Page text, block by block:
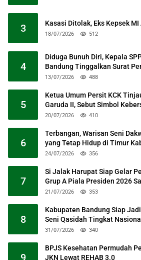
3 Kasasi Ditolak, Eks Kepsek
18/07/2026 512
4
Diduga Bunuh Diri, Kepala
Bandung Tinggalkan Surat
13/07/2026 488
5
Ketua Umum Persit KCK
Garuda II, Sebut Simbol
20/07/2026 410
6
Terbangan, Warisan Seni
yang Tetap Hidup di Timur
24/07/2026 356
7
Si Jalak Harupat Siap Gelar
Grup A Piala Presiden 2026
21/07/2026 353
8
Kabupaten Bandung Siap
Seni Qasidah Tingkat Nasional
31/07/2026 340
9
BPJS Kesehatan Permudah
JKN Lewat REHAB 3.0